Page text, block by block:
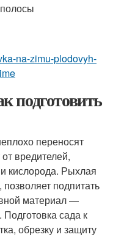
na-zimu-plodovyh-
подготовить
переносят
вредителей,
кислорода. Рыхлая
подпитать
материал —
сада к
обрезку и защиту